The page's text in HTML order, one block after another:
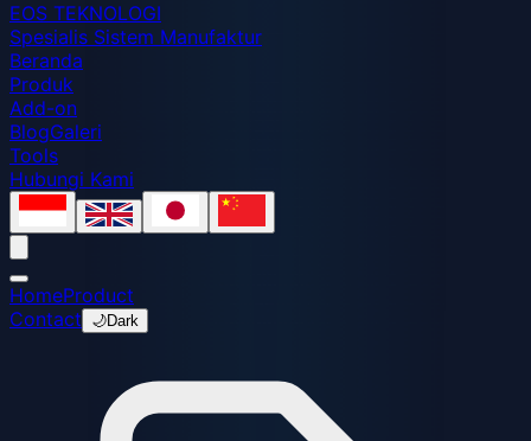
EOS TEKNOLOGI
Spesialis Sistem Manufaktur
Beranda
Produk
Add-on
BlogGaleri
Tools
Hubungi Kami
HomeProduct
Contact
🌙Dark